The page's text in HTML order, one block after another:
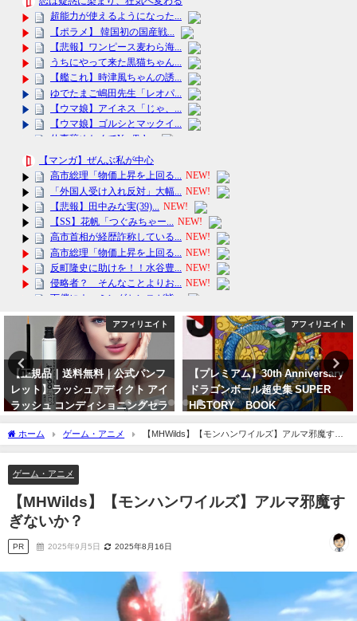
アフィリエイト
【プレミアム】30th Anniversary
ドラゴンボール超史集 SUPER
HISTORY BOOK
アフィリエイト
【花粉症対策】米国空軍が唯一認
めた眠くならない薬 医療費還付
の確定申告対象！楽天ポイント10
倍！【第(2)類医薬品】クラリチン
EX 28錠 セルフメディケーショ
ン対象
ホーム ゲーム・アニメ
【MHWilds】【モンハンワイルズ】アルマ邪魔すぎ
ないか？
ゲーム・アニメ
【MHWilds】【モンハンワイルズ】アルマ邪魔す
ぎないか？
PR 2025年9月5日 2025年8月16日